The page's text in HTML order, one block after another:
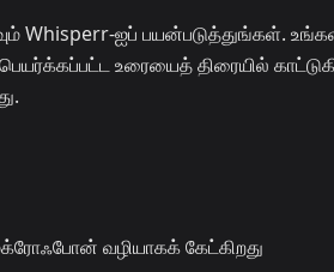
Whisperr-ஐப் பயன்படுத்துங்கள்.
உரையைத் திரையில்
வழியாகக் கேட்கிறது